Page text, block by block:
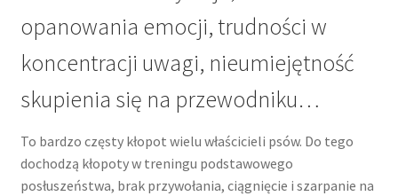
opanowania emocji, trudności w
koncentracji uwagi, nieumiejętność
skupienia się na przewodniku…
To bardzo częsty kłopot wielu właścicieli psów. Do tego
dochodzą kłopoty w treningu podstawowego
posłuszeństwa, brak przywołania, ciągnięcie i szarpanie na